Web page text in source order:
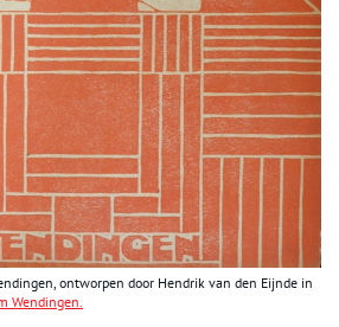
ontworpen door Hendrik van den Eijnde in
Wendingen.